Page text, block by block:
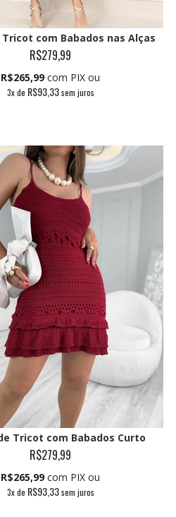
com Babados nas Alças
R$279,99
R$265,99 com PIX ou
3x de R$93,33sem juros
Tricot com Babados Curto
R$279,99
R$265,99 com PIX ou
3x de R$93,33sem juros